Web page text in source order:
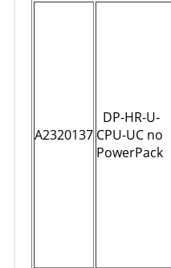
A2320137
DP-HR-U-
CPU-UC no
PowerPack